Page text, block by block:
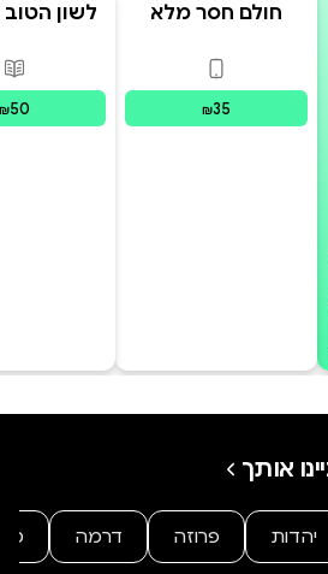
חולם חסר מלא
פורמטים זמינים דיגיטלי
₪35
לשון הטוב
₪50
אותך
יהדות פרוזה דרמה